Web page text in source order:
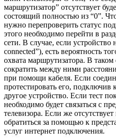
маршрутизатор” отсутствует
состоящий полностью из “0”.
нужно перепроверить статус
этого необходимо перейти в
сети. В случае, если
connected”), есть вероятность
охвата маршрутизатора. В таком
сократить между ними
при помощи кабеля. Если
протестировать его, подключив
другое устройство. Если тест
необходимо будет связаться с
телевизора. Если же
обратиться за помощью к
услуг интернет подключения.